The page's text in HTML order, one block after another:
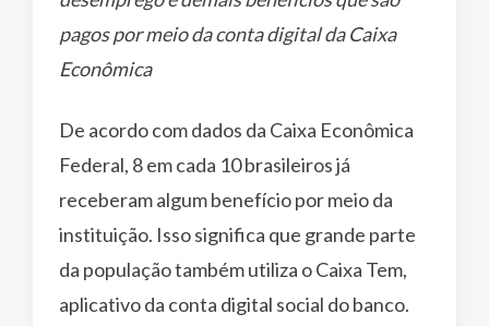
pagos por meio da conta digital da Caixa
Econômica
De acordo com dados da Caixa Econômica
Federal, 8 em cada 10 brasileiros já
receberam algum benefício por meio da
instituição. Isso significa que grande parte
da população também utiliza o Caixa Tem,
aplicativo da conta digital social do banco.